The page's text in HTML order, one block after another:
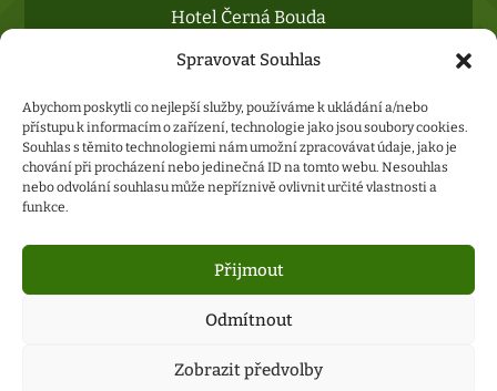
Spravovat Souhlas
Abychom poskytli co nejlepší služby, používáme k ukládání a/nebo
přístupu k informacím o zařízení, technologie jako jsou soubory cookies.
Souhlas s těmito technologiemi nám umožní zpracovávat údaje, jako je
chování při procházení nebo jedinečná ID na tomto webu. Nesouhlas
nebo odvolání souhlasu může nepříznivě ovlivnit určité vlastnosti a
funkce.
Přijmout
Odmítnout
Zobrazit předvolby
Hotel Černá Bouda
Horská 171,
hotelberounka.eu